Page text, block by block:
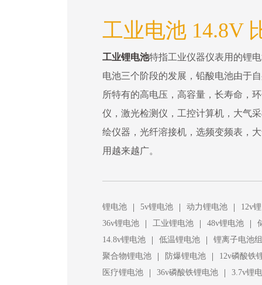
工业电池 14.8V
工业锂电池特指工业仪器仪表用的锂
电池三个阶段的发展，铅酸电池由于
所特有的高电压，高容量，长寿命，
仪，激光检测仪，工控计算机，大气
绘仪器，光纤溶接机，选频变频表，
用越来越广。
锂电池 | 5v锂电池 | 动力锂电池 |
12v
36v锂电池
| 工业锂电池 | 48v锂电池 |
14.8v锂电池
| 低温锂电池 |
锂离子电池组
聚合物锂电池
| 防爆锂电池 |
12v磷酸铁
医疗锂电池
| 36v磷酸铁锂电池 | 3.7v锂